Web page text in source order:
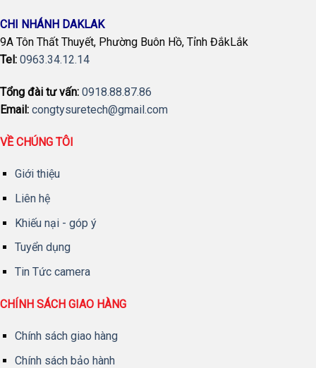
CHI NHÁNH DAKLAK
9A Tôn Thất Thuyết, Phường Buôn Hồ, Tỉnh ĐắkLắk
Tel: 0963.34.12.14
Tổng đài tư vấn: 0918.88.87.86
Email: congtysuretech@gmail.com
VỀ CHÚNG TÔI
Giới thiệu
Liên hệ
Khiếu nại - góp ý
Tuyển dụng
Tin Tức camera
CHÍNH SÁCH GIAO HÀNG
Chính sách giao hàng
Chính sách bảo hành